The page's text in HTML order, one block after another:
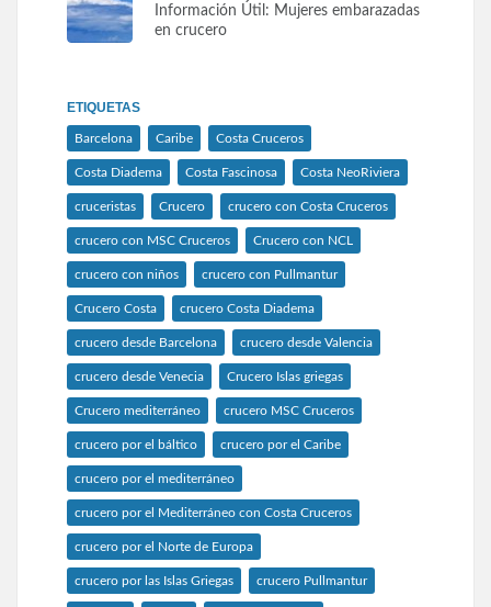
Información Útil: Mujeres embarazadas
en crucero
ETIQUETAS
Barcelona Caribe Costa Cruceros
Costa Diadema Costa Fascinosa Costa NeoRiviera
cruceristas Crucero crucero con Costa Cruceros
crucero con MSC Cruceros Crucero con NCL
crucero con niños crucero con Pullmantur
Crucero Costa crucero Costa Diadema
crucero desde Barcelona crucero desde Valencia
crucero desde Venecia Crucero Islas griegas
Crucero mediterráneo crucero MSC Cruceros
crucero por el báltico crucero por el Caribe
crucero por el mediterráneo
crucero por el Mediterráneo con Costa Cruceros
crucero por el Norte de Europa
crucero por las Islas Griegas crucero Pullmantur